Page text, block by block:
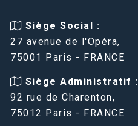
Siège Social :
27 avenue de l'Opéra,
75001 Paris - FRANCE
Siège Administratif :
92 rue de Charenton,
75012 Paris - FRANCE